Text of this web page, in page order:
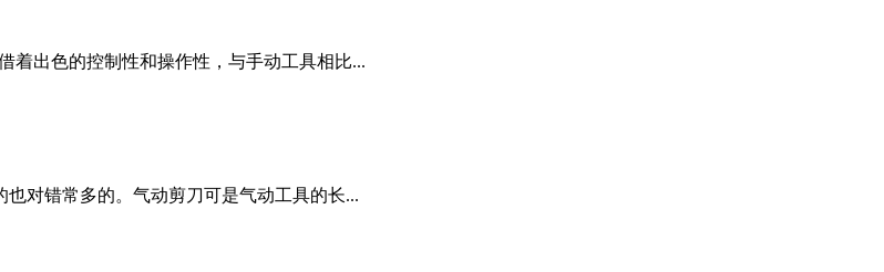
着出色的控制性和操作性，与手动工具相比...
对错常多的。气动剪刀可是气动工具的长...